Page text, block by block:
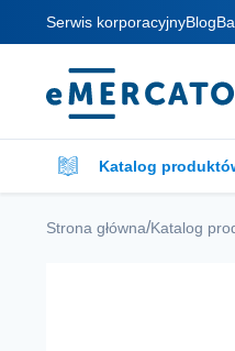
Serwis korporacyjnyBlog
Mercator
Katalog
Płyny do
Strona główna/Katalog